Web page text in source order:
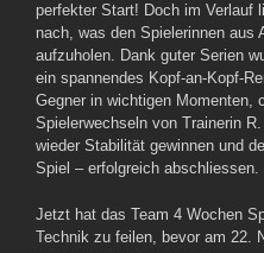
perfekter Start! Doch im Verlauf
nach, was den Spielerinnen aus
aufzuholen. Dank guter Serien
ein spannendes Kopf-an-Kopf-
Gegner in wichtigen Momenten,
Spielerwechseln von Trainerin
wieder Stabilität gewinnen und
Spiel – erfolgreich abschliessen.
Jetzt hat das Team 4 Wochen
Technik zu feilen, bevor am 22.